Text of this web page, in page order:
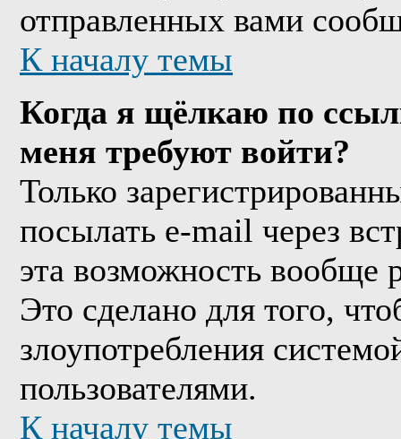
отправленных вами
К началу темы
Когда я щёлкаю по
меня требуют войти?
Только
посылать e-mail через
эта возможность вообще
Это сделано для того,
злоупотребления
пользователями.
К началу темы